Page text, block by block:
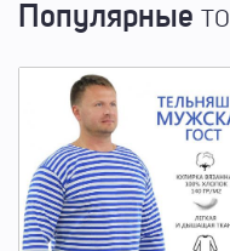
Популярные